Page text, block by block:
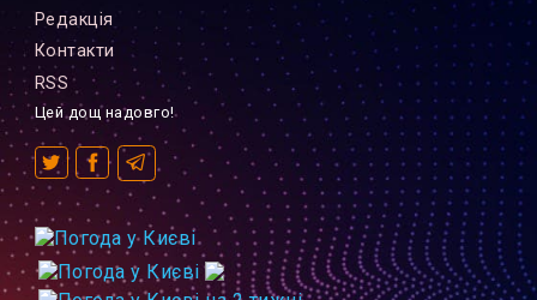
Редакцiя
Контакти
RSS
Цей дощ надовго!